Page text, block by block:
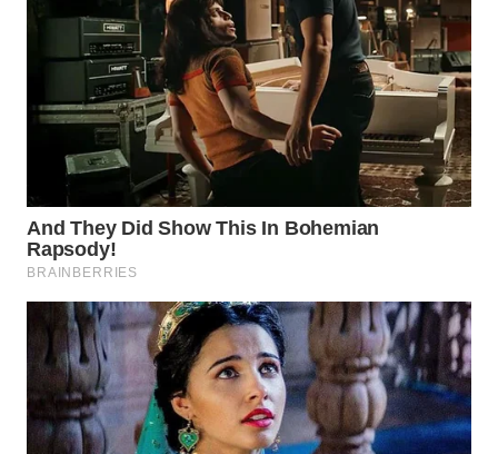
WN
CIANJUR
WN
KEPULAUAN
SERIBU
TANGERANG
WN
BINJAI
WN
CIREBON